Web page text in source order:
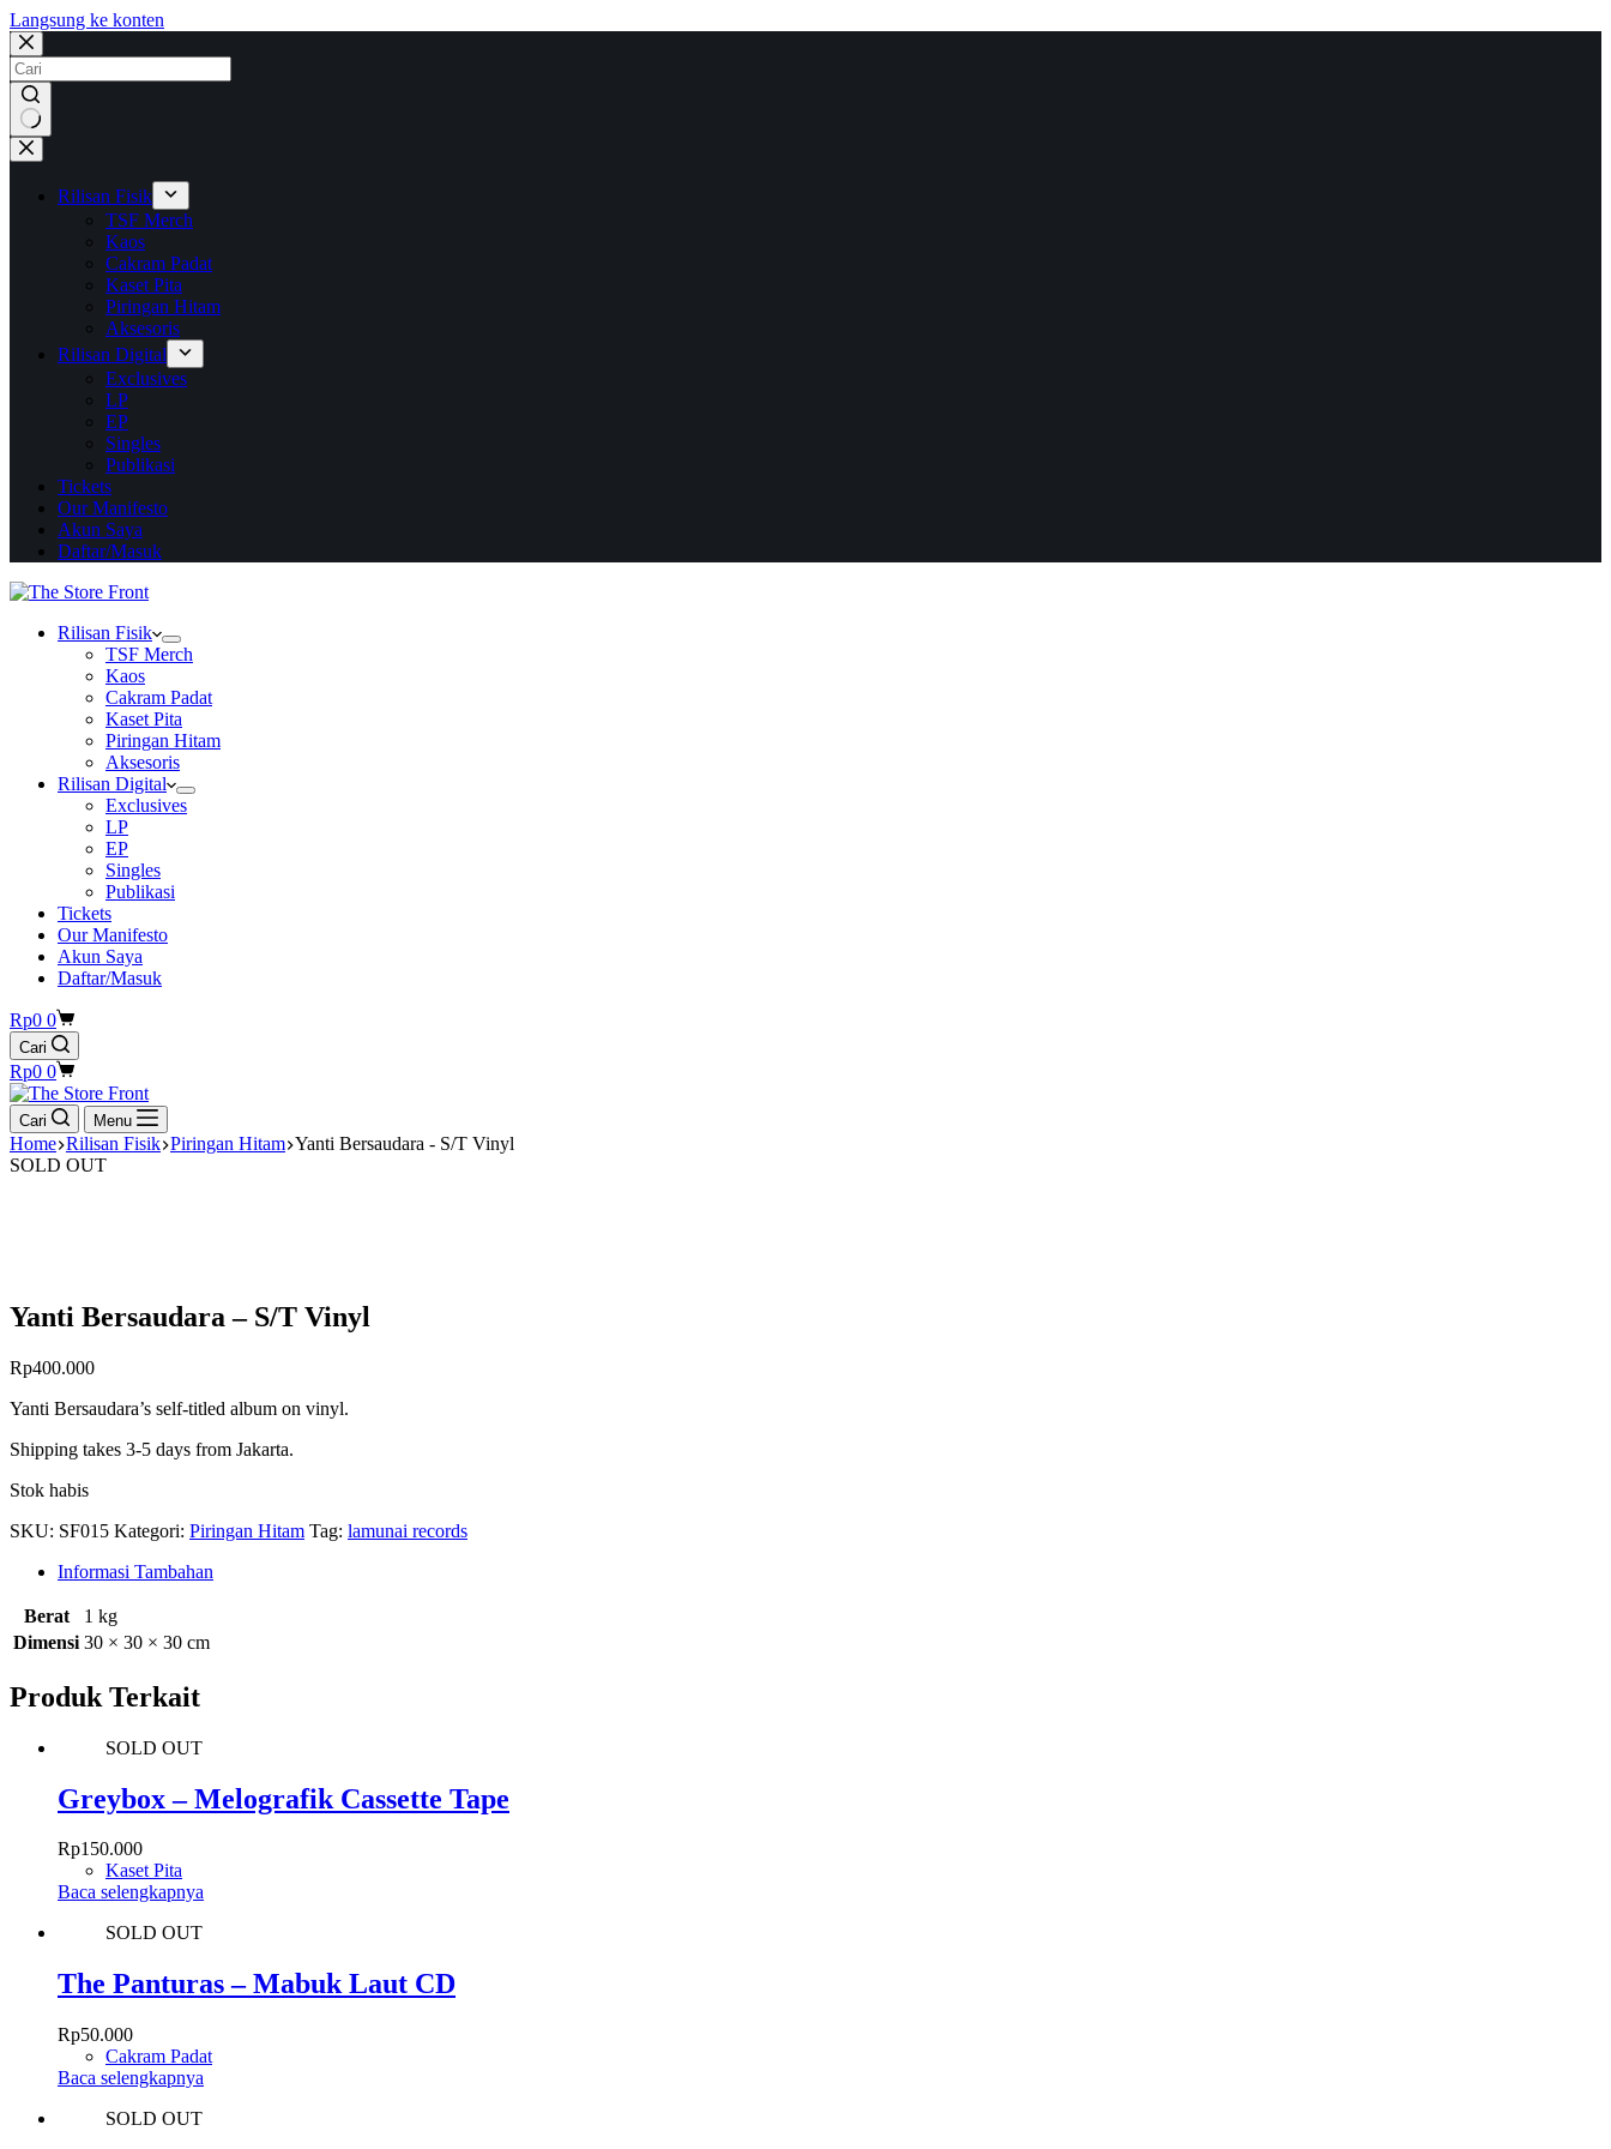
Langsung ke konten
No
results
Rilisan Fisik
TSF Merch
Kaos
Cakram Padat
Kaset Pita
Piringan Hitam
Aksesoris
Rilisan Digital
Exclusives
LP
EP
Singles
Publikasi
Tickets
Our Manifesto
Akun Saya
Daftar/Masuk
Rilisan Fisik
TSF Merch
Kaos
Cakram Padat
Kaset Pita
Piringan Hitam
Aksesoris
Rilisan Digital
Exclusives
LP
EP
Singles
Publikasi
Tickets
Our Manifesto
Akun Saya
Daftar/Masuk
Shopping
cart
Rp0 0
Cari
Shopping
cart
Rp0 0
Cari Menu
Home Rilisan Fisik Piringan Hitam Yanti Bersaudara - S/T Vinyl
SOLD OUT
Yanti Bersaudara – S/T Vinyl
Rp400.000
Yanti Bersaudara’s self-titled album on vinyl.
Shipping takes 3-5 days from Jakarta.
Stok habis
SKU: SF015 Kategori: Piringan Hitam Tag: lamunai records
Informasi Tambahan
Berat
1 kg
Dimensi 30 × 30 × 30 cm
Produk Terkait
SOLD OUT
Greybox – Melografik Cassette Tape
Rp150.000
Kaset Pita
Baca selengkapnya
SOLD OUT
The Panturas – Mabuk Laut CD
Rp50.000
Cakram Padat
Baca selengkapnya
SOLD OUT